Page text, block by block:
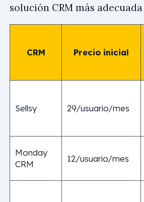
solución CRM más
CRM Precio inicial
Sellsy 29/usuario/mes
Monday
CRM
12/usuario/mes